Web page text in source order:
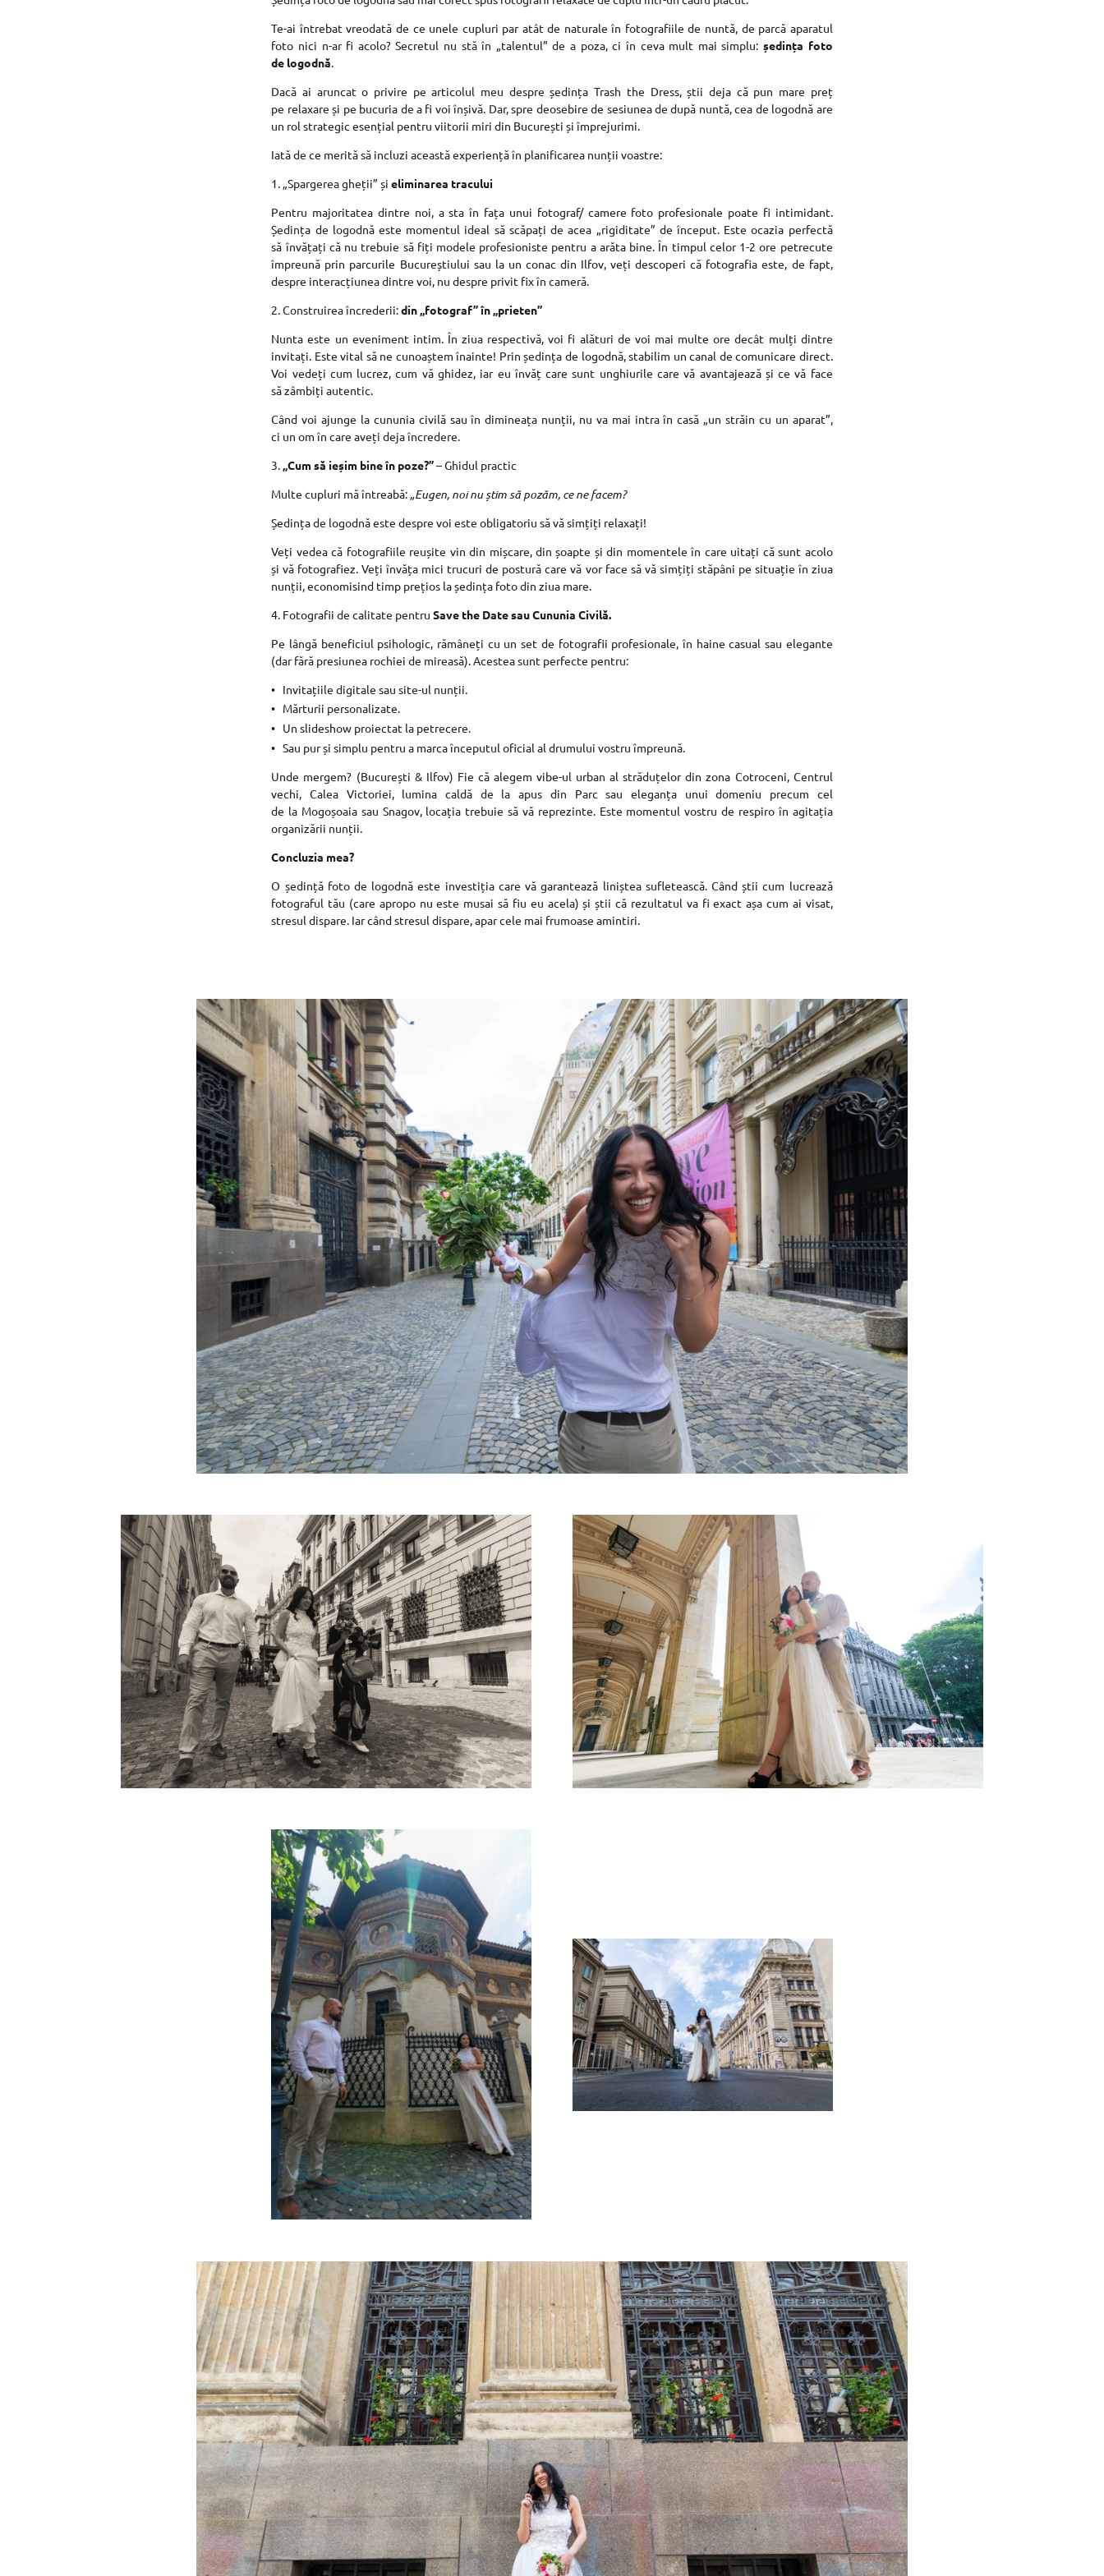
Te-ai întrebat vreodată de ce unele cupluri par atât de naturale în fotografiile de nuntă, de parcă aparatul
foto nici n-ar fi acolo? Secretul nu stă în „talentul” de a poza, ci în ceva mult mai simplu:ședința foto
de logodnă
Dacă ai aruncat o privire pe articolul meu despre ședința Trash the Dress, știi deja că pun mare preț
pe relaxare și pe bucuria de a fi voi înșivă. Dar, spre deosebire de sesiunea de după nuntă, cea de logodnă are
un rol strategic esențial pentru viitorii miri din București și împrejurimi.
Iată de ce merită să incluzi această experiență în planificarea nunții voastre:
1. „Spargerea gheții” șieliminarea tracului
Pentru majoritatea dintre noi, a sta în fața unui fotograf/ camere foto profesionale poate fi intimidant.
Ședința de logodnă este momentul ideal să scăpați de acea „rigiditate” de început. Este ocazia perfectă
să învățați că nu trebuie să fiți modele profesioniste pentru a arăta bine. În timpul celor 1-2 ore petrecute
împreună prin parcurile Bucureștiului sau la un conac din Ilfov, veți descoperi că fotografia este, de fapt,
despre interacțiunea dintre voi, nu despre privit fix în cameră.
2. Construirea încrederii:din „fotograf” în „prieten”
Nunta este un eveniment intim. În ziua respectivă, voi fi alături de voi mai multe ore decât mulți dintre
invitați. Este vital să ne cunoaștem înainte! Prin ședința de logodnă, stabilim un canal de comunicare direct.
Voi vedeți cum lucrez, cum vă ghidez, iar eu învăț care sunt unghiurile care vă avantajează și ce vă face
să zâmbiți autentic.
Când voi ajunge la cununia civilă sau în dimineața nunții, nu va mai intra în casă „un străin cu un aparat”,
ci un om în care aveți deja încredere.
3.
„Cum să ieșim bine în poze?”– Ghidul practic
Multe cupluri mă întreabă: „Eugen, noi nu știm să pozăm, ce ne facem?
Ședința de logodnă este despre voi este obligatoriu să vă simțiți relaxați!
Veți vedea că fotografiile reușite vin din mișcare, din șoapte și din momentele în care uitați că sunt acolo
și vă fotografiez. Veți învăța mici trucuri de postură care vă vor face să vă simțiți stăpâni pe situație în ziua
nunții, economisind timp prețios la ședința foto din ziua mare.
4. Fotografii de calitate pentruSave the Date sau Cununia Civilă.
Pe lângă beneficiul psihologic, rămâneți cu un set de fotografii profesionale, în haine casual sau elegante
(dar fără presiunea rochiei de mireasă). Acestea sunt perfecte pentru:
Invitațiile digitale sau site-ul nunții.
Mărturii personalizate.
Un slideshow proiectat la petrecere.
Sau pur și simplu pentru a marca începutul oficial al drumului vostru împreună.
Unde mergem? (București & Ilfov) Fie că alegem vibe-ul urban al străduțelor din zona Cotroceni, Centrul
vechi, Calea Victoriei, lumina caldă de la apus din Parc sau eleganța unui domeniu precum cel
de la Mogoșoaia sau Snagov, locația trebuie să vă reprezinte. Este momentul vostru de respiro în agitația
organizării nunții.
Concluzia mea?
O ședință foto de logodnă este investiția care vă garantează liniștea sufletească. Când știi cum lucrează
fotograful tău (care apropo nu este musai să fiu eu acela) și știi că rezultatul va fi exact așa cum ai visat,
stresul dispare. Iar când stresul dispare, apar cele mai frumoase amintiri.